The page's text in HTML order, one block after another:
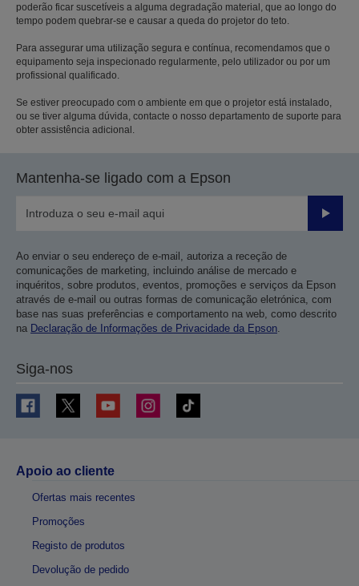
poderão ficar suscetíveis a alguma degradação material, que ao longo do
tempo podem quebrar-se e causar a queda do projetor do teto.
Para assegurar uma utilização segura e contínua, recomendamos que o
equipamento seja inspecionado regularmente, pelo utilizador ou por um
profissional qualificado.
Se estiver preocupado com o ambiente em que o projetor está instalado,
ou se tiver alguma dúvida, contacte o nosso departamento de suporte para
obter assistência adicional.
Mantenha-se ligado com a Epson
Enviar
Ao enviar o seu endereço de e-mail, autoriza a receção de
comunicações de marketing, incluindo análise de mercado e
inquéritos, sobre produtos, eventos, promoções e serviços da Epson
através de e-mail ou outras formas de comunicação eletrónica, com
base nas suas preferências e comportamento na web, como descrito
na Declaração de Informações de Privacidade da Epson
Siga-nos
Apoio ao cliente
Ofertas mais recentes
Promoções
Registo de produtos
Devolução de pedido